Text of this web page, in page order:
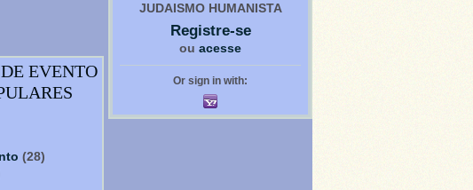
EVENTO
(28)
JUDAISMO HUMANISTA
Registre-se
ou acesse
Or sign in with: